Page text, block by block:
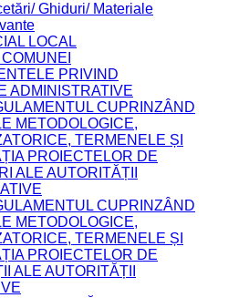
Ghiduri/ Materiale
LOCAL
PRIVIND
ADMINISTRATIVE
CUPRINZÂND
METODOLOGICE,
TERMENELE ȘI
PROIECTELOR DE
ALE AUTORITĂȚII
CUPRINZÂND
METODOLOGICE,
TERMENELE ȘI
PROIECTELOR DE
ALE AUTORITĂȚII